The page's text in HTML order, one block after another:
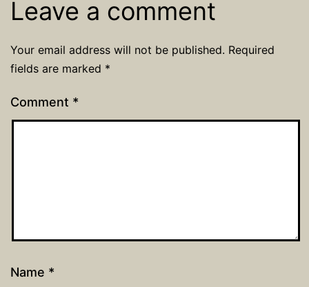
Leave a comment
Your email address will not be published. Required
fields are marked *
Comment *
Name *